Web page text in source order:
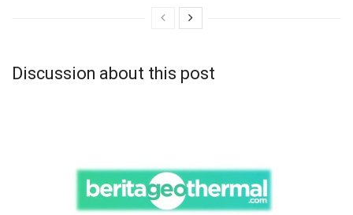
Discussion about this post